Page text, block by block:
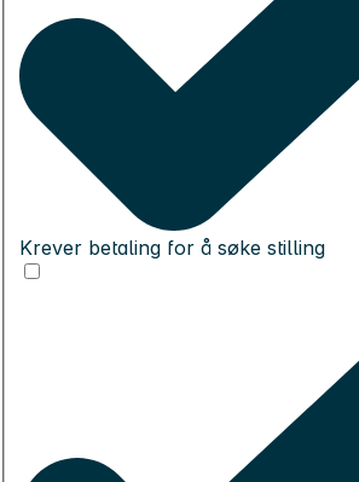
Krever betaling for å søke stilling